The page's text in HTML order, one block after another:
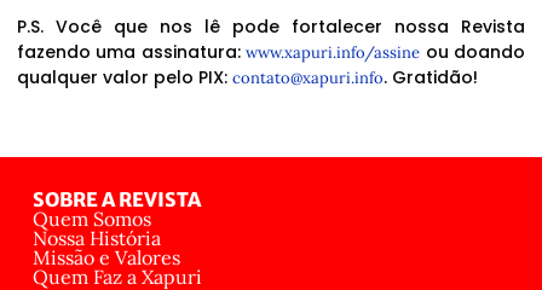
P.S. Você que nos lê pode fortalecer nossa Revista
fazendo uma assinatura:www.xapuri.info/assine ou doando
qualquer valor pelo PIX: contato@xapuri.info. Gratidão!
SOBRE A REVISTA
Quem Somos
Nossa História
Missão e Valores
Quem Faz a Xapuri